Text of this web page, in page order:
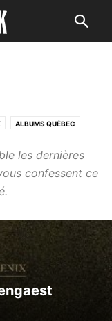
ALBUMS QUÉBEC
les dernières
confessent ce